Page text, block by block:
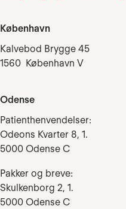
København
Kalvebod Brygge 45
1560 København V
Odense
Patienthenvendelser:
Odeons Kvarter 8, 1.
5000 Odense C
Pakker og breve:
Skulkenborg 2, 1.
5000 Odense C